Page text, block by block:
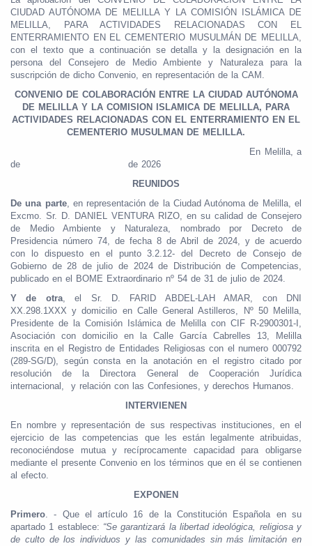
CIUDAD AUTÓNOMA DE MELILLA Y LA COMISIÓN ISLÁMICA DE
MELILLA, PARA ACTIVIDADES RELACIONADAS CON EL
ENTERRAMIENTO EN EL CEMENTERIO MUSULMÁN DE MELILLA,
con el texto que a continuación se detalla y la designación en la
persona del Consejero de Medio Ambiente y Naturaleza para la
suscripción de dicho Convenio, en representación de la CAM.
CONVENIO DE COLABORACIÓN ENTRE LA CIUDAD AUTÓNOMA
DE MELILLA Y LA COMISION ISLAMICA DE MELILLA, PARA
ACTIVIDADES RELACIONADAS CON EL ENTERRAMIENTO EN EL
CEMENTERIO MUSULMAN DE MELILLA.
En Melilla, a
de de 2026
REUNIDOS
De una parte, en representación de la Ciudad Autónoma de Melilla, el
Excmo. Sr. D. DANIEL VENTURA RIZO, en su calidad de Consejero
de Medio Ambiente y Naturaleza, nombrado por Decreto de
Presidencia número 74, de fecha 8 de Abril de 2024, y de acuerdo
con lo dispuesto en el punto 3.2.12- del Decreto de Consejo de
Gobierno de 28 de julio de 2024 de Distribución de Competencias,
publicado en el BOME Extraordinario nº 54 de 31 de julio de 2024.
Y de otra, el Sr. D. FARID ABDEL-LAH AMAR, con DNI
XX.298.1XXX y domicilio en Calle General Astilleros, Nº 50 Melilla,
Presidente de la Comisión Islámica de Melilla con CIF R-2900301-I,
Asociación con domicilio en la Calle García Cabrelles 13, Melilla
inscrita en el Registro de Entidades Religiosas con el numero 000792
(289-SG/D), según consta en la anotación en el registro citado por
resolución de la Directora General de Cooperación Jurídica
internacional, y relación con las Confesiones, y derechos Humanos.
INTERVIENEN
En nombre y representación de sus respectivas instituciones, en el
ejercicio de las competencias que les están legalmente atribuidas,
reconociéndose mutua y recíprocamente capacidad para obligarse
mediante el presente Convenio en los términos que en él se contienen
al efecto.
EXPONEN
Primero. - Que el artículo 16 de la Constitución Española en su
apartado 1 establece: “Se garantizará la libertad ideológica, religiosa y
de culto de los individuos y las comunidades sin más limitación en